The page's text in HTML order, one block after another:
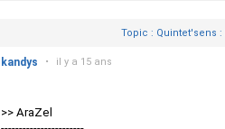
Topic : Quintet'sens
kandys • il y a 15 ans
>> AraZel